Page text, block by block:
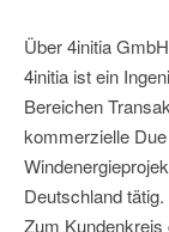
Über 4initia GmbH
4initia ist ein
Bereichen
kommerzielle
Deutschland tätig.
Zum Kundenkreis